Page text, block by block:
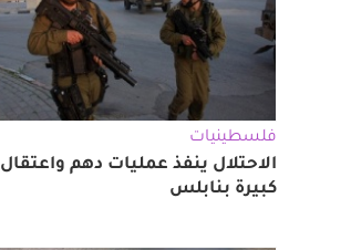
فلسطينيات
الاحتلال ينفذ عمليات دهم واعتقال
كبيرة بنابلس